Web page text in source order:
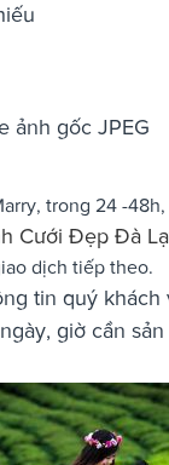
ảnh gốc JPEG
trong 24 -
Cưới Đẹp Đà
dịch tiếp theo.
tin quý khách
giờ cần sản